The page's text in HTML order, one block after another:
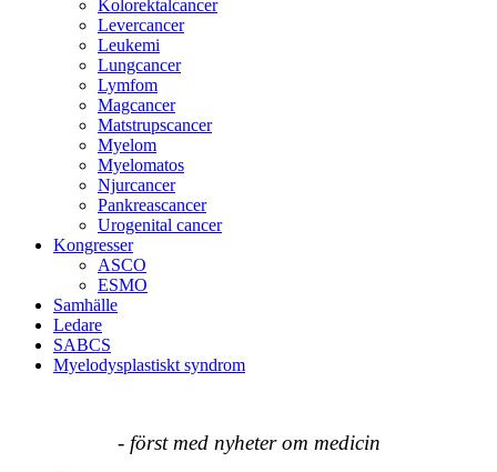
Kolorektalcancer
Levercancer
Leukemi
Lungcancer
Lymfom
Magcancer
Matstrupscancer
Myelom
Myelomatos
Njurcancer
Pankreascancer
Urogenital cancer
Kongresser
ASCO
ESMO
Samhälle
Ledare
SABCS
Myelodysplastiskt syndrom
- först med nyheter om medicin